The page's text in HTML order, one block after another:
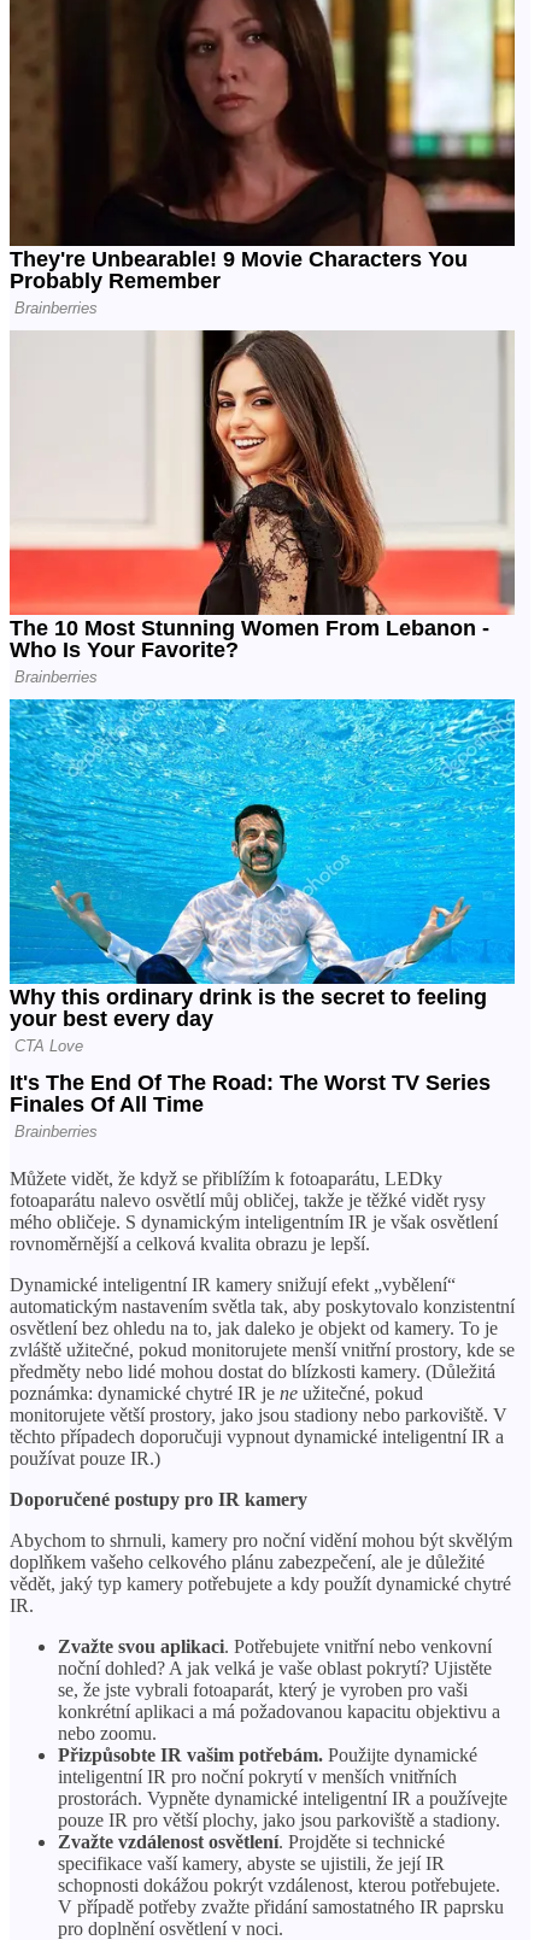
Můžete vidět, že když se přiblížím k fotoaparátu, LEDky
fotoaparátu nalevo osvětlí můj obličej, takže je těžké vidět rysy
mého obličeje. S dynamickým inteligentním IR je však osvětlení
rovnoměrnější a celková kvalita obrazu je lepší.
Dynamické inteligentní IR kamery snižují efekt „vybělení“
automatickým nastavením světla tak, aby poskytovalo konzistentní
osvětlení bez ohledu na to, jak daleko je objekt od kamery. To je
zvláště užitečné, pokud monitorujete menší vnitřní prostory, kde se
předměty nebo lidé mohou dostat do blízkosti kamery. (Důležitá
poznámka: dynamické chytré IR je ne užitečné, pokud
monitorujete větší prostory, jako jsou stadiony nebo parkoviště. V
těchto případech doporučuji vypnout dynamické inteligentní IR a
používat pouze IR.)
Doporučené postupy pro IR kamery
Abychom to shrnuli, kamery pro noční vidění mohou být skvělým
doplňkem vašeho celkového plánu zabezpečení, ale je důležité
vědět, jaký typ kamery potřebujete a kdy použít dynamické chytré
IR.
Zvažte svou aplikaci. Potřebujete vnitřní nebo venkovní
noční dohled? A jak velká je vaše oblast pokrytí? Ujistěte
se, že jste vybrali fotoaparát, který je vyroben pro vaši
konkrétní aplikaci a má požadovanou kapacitu objektivu a
nebo zoomu.
Přizpůsobte IR vašim potřebám. Použijte dynamické
inteligentní IR pro noční pokrytí v menších vnitřních
prostorách. Vypněte dynamické inteligentní IR a používejte
pouze IR pro větší plochy, jako jsou parkoviště a stadiony.
Zvažte vzdálenost osvětlení. Projděte si technické
specifikace vaší kamery, abyste se ujistili, že její IR
schopnosti dokážou pokrýt vzdálenost, kterou potřebujete.
V případě potřeby zvažte přidání samostatného IR paprsku
pro doplnění osvětlení v noci.